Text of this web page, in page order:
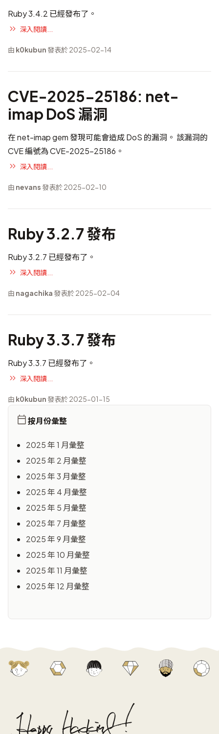
Ruby 3.4.2 已經發布了。
深入閱讀...
由 k0kubun發表於 2025-02-14
CVE-2025-25186: net-
imap DoS 漏洞
在 net-imap gem 發現可能會造成 DoS 的漏洞。 該漏洞的
CVE 編號為CVE-2025-25186 。
深入閱讀...
由 nevans發表於 2025-02-10
Ruby 3.2.7 發布
Ruby 3.2.7 已經發布了。
深入閱讀...
由 nagachika發表於 2025-02-04
Ruby 3.3.7 發布
Ruby 3.3.7 已經發布了。
深入閱讀...
由 k0kubun發表於 2025-01-15
按月份彙整
2025 年 1 月彙整
2025 年 2 月彙整
2025 年 3 月彙整
2025 年 4 月彙整
2025 年 5 月彙整
2025 年 7 月彙整
2025 年 9 月彙整
2025 年 10 月彙整
2025 年 11 月彙整
2025 年 12 月彙整